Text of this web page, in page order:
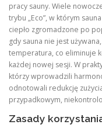
pracy sauny. Wiele
trybu „Eco”, w którym
ciepło zgromadzone po
gdy sauna nie jest
temperatura, co eliminuje
każdej nowej sesji. W
którzy wprowadzili
odnotowali redukcję
przypadkowym,
Zasady